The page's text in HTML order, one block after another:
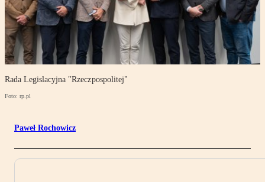
Rada Legislacyjna "Rzeczpospolitej"
Foto: rp.pl
Paweł Rochowicz